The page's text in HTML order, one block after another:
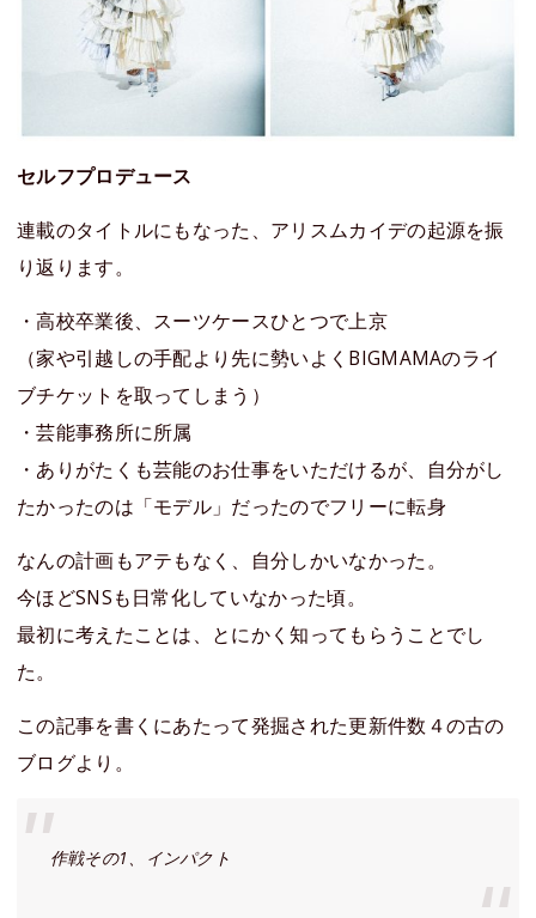
セルフプロデュース
連載のタイトルにもなった、アリスムカイデの起源を振
り返ります。
・高校卒業後、スーツケースひとつで上京
（家や引越しの手配より先に勢いよくBIGMAMAのライ
ブチケットを取ってしまう）
・芸能事務所に所属
・ありがたくも芸能のお仕事をいただけるが、自分がし
たかったのは「モデル」だったのでフリーに転身
なんの計画もアテもなく、自分しかいなかった。
今ほどSNSも日常化していなかった頃。
最初に考えたことは、とにかく知ってもらうことでし
た。
この記事を書くにあたって発掘された更新件数４の古の
ブログより。
作戦その1、インパクト